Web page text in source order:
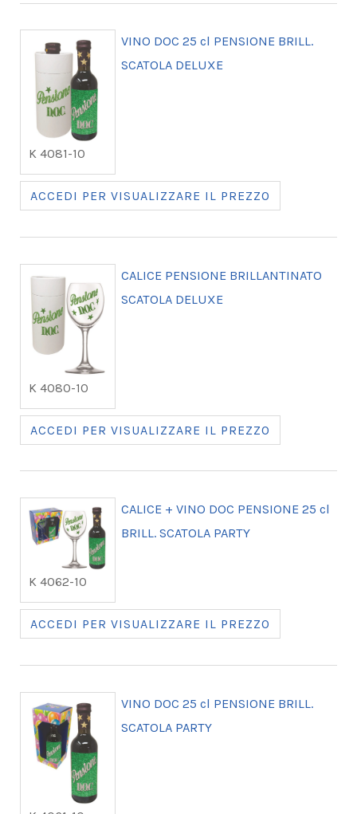
K 4081-10
VINO DOC 25 cl PENSIONE BRILL.
SCATOLA DELUXE
ACCEDI PER VISUALIZZARE IL PREZZO
K 4080-10
CALICE PENSIONE BRILLANTINATO
SCATOLA DELUXE
ACCEDI PER VISUALIZZARE IL PREZZO
K 4062-10
CALICE + VINO DOC PENSIONE 25 cl
BRILL. SCATOLA PARTY
ACCEDI PER VISUALIZZARE IL PREZZO
VINO DOC 25 cl PENSIONE BRILL.
SCATOLA PARTY